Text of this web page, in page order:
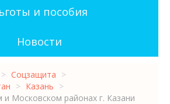
и пособия
Новости
> Соцзащита >
> Казань >
Московском районах г. Казани